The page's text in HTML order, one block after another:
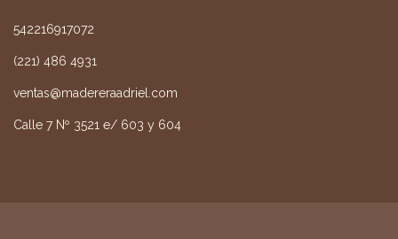
542216917072
(221) 486 4931
ventas@madereraadriel.com
Calle 7 Nº 3521 e/ 603 y 604